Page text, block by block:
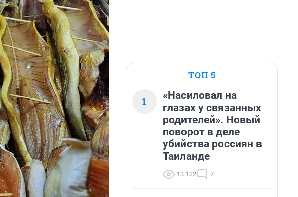
ТОП 5
1
«Насиловал на
глазах у связанных
родителей». Новый
поворот в деле
убийства россиян в
Таиланде
13 122 7